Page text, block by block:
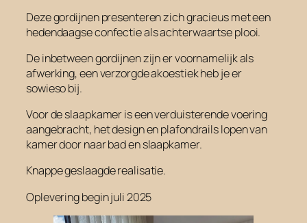
Deze gordijnen presenteren zich gracieus met een
hedendaagse confectie als achterwaartse plooi.
De inbetween gordijnen zijn er voornamelijk als
afwerking, een verzorgde akoestiek heb je er
sowieso bij.
Voor de slaapkamer is een verduisterende voering
aangebracht, het design en plafondrails lopen van
kamer door naar bad en slaapkamer.
Knappe geslaagde realisatie.
Oplevering begin juli 2025